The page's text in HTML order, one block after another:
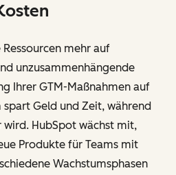
mehr auf
unzusammenhängende
Ihrer GTM-Maßnahmen auf
Geld und Zeit, während
wird. HubSpot wächst mit,
Produkte für Teams mit
Wachstumsphasen